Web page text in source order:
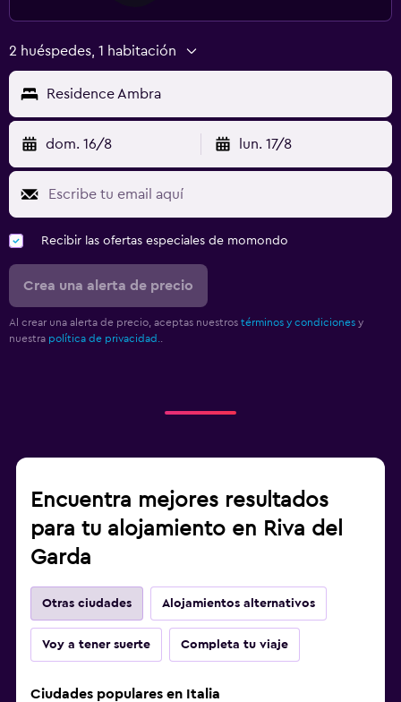
2 huéspedes, 1 habitación
Residence Ambra
dom. 16/8 lun. 17/8
Recibir las ofertas especiales de momondo
Crea una alerta de precio
Al crear una alerta de precio, aceptas nuestros términos y condiciones y
nuestra política de privacidad.
Encuentra mejores resultados
para tu alojamiento en Riva del
Garda
Otras ciudades Alojamientos alternativos
Voy a tener suerte Completa tu viaje
Ciudades populares en Italia